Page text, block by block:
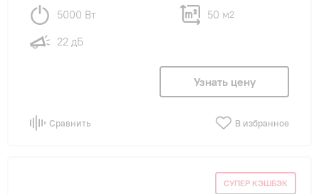
5000 Вт 50 м2
22 дБ
Узнать цену
Сравнить В избранное
СУПЕР КЭШБЭК